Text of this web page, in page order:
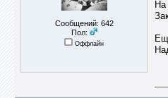
Сообщений: 642
Пол:
Оффлайн
На